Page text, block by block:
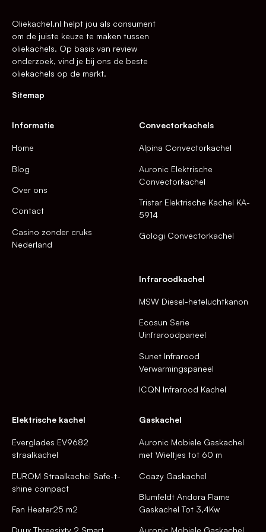
Oliekachel.nl helpt jou als consument
om de juiste keuze te maken tussen
oliekachels. Op basis van review
onderzoek, vind je bij ons de beste
oliekachels op de markt.
Sitemap
Informatie
Home
Blog
Over ons
Contact
Casino zonder cruks
Nederland
Convectorkachels
Alpina Convectorkachel
Auronic Elektrische
Convectorkachel
Tristar Elektrische Kachel KA-
5914
Gologi Convectorkachel
Infraroodkachel
MSW Diesel-heteluchtkanon
Ecosun Serie
Uinfraroodpaneel
Sunet Infrarood
Verwarmingspaneel
ICQN Infrarood Kachel
Elektrische kachel
Everglades EV9682
straalkachel
EUROM Straalkachel Safe-t-
shine compact
Fan Heater25 m2
Gaskachel
Auronic Mobiele Gaskachel
met Wieltjes tot 60 m
Coazy Gaskachel
Blumfeldt Andora Flame
Gaskachel Tot 3,4Kw